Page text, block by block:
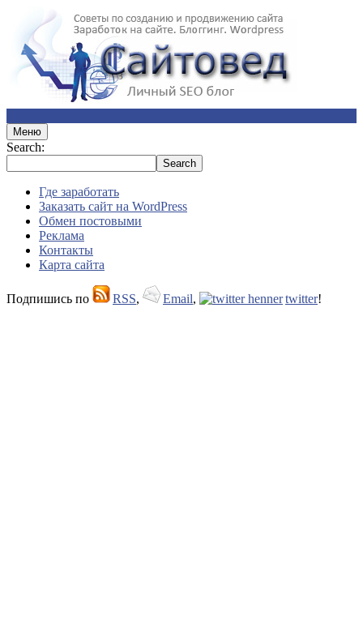
Меню
Search:
Где заработать
Заказать сайт на WordPress
Обмен постовыми
Реклама
Контакты
Карта сайта
Подпишись по RSS, Email, twitter!